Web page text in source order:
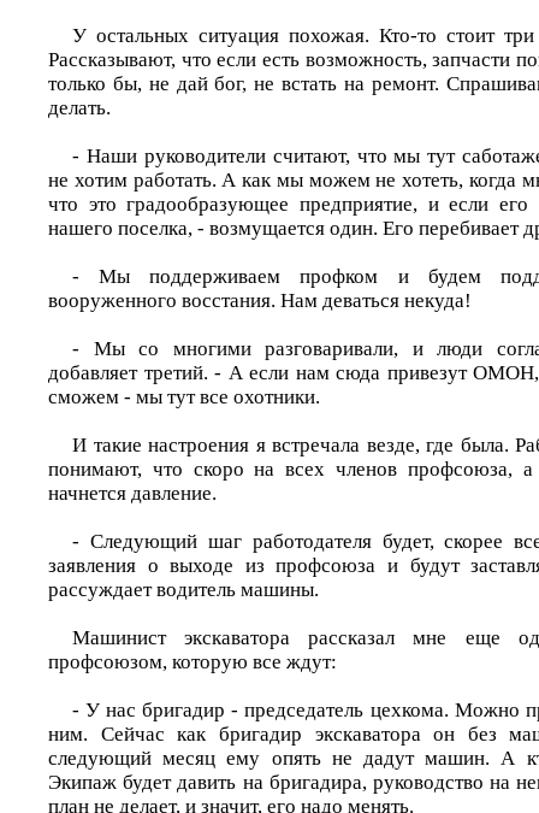
У остальных ситуация похожая. Кто-то стоит
Рассказывают, что если есть возможность, запчасти
только бы, не дай бог, не встать на ремонт.
делать.
- Наши руководители считают, что мы тут
не хотим работать. А как мы можем не хотеть, когда
что это градообразующее предприятие, и если
нашего поселка, - возмущается один. Его перебивает
- Мы поддерживаем профком и будем
вооруженного восстания. Нам деваться некуда!
- Мы со многими разговаривали, и люди
добавляет третий. - А если нам сюда привезут
сможем - мы тут все охотники.
И такие настроения я встречала везде, где была.
понимают, что скоро на всех членов профсоюза,
начнется давление.
- Следующий шаг работодателя будет, скорее
заявления о выходе из профсоюза и будут
рассуждает водитель машины.
Машинист экскаватора рассказал мне еще
профсоюзом, которую все ждут:
- У нас бригадир - председатель цехкома. Можно
ним. Сейчас как бригадир экскаватора он без
следующий месяц ему опять не дадут машин. А
Экипаж будет давить на бригадира, руководство на
план не делает, и значит, его надо менять.